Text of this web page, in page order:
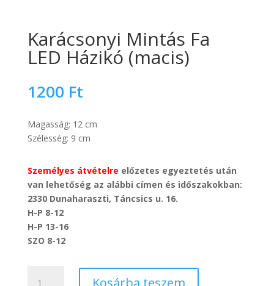
Karácsonyi Mintás Fa
LED Házikó (macis)
1200 Ft
Magasság: 12 cm
Szélesség: 9 cm
Személyes átvételre előzetes egyeztetés után
van lehetőség az alábbi címen és időszakokban:
2330 Dunaharaszti, Táncsics u. 16.
H-P 8-12
H-P 13-16
SZO 8-12
Kosárba teszem